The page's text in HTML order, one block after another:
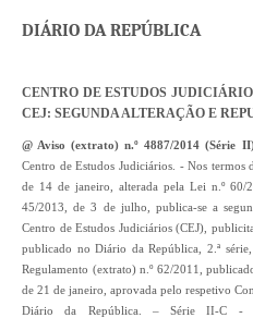
DIÁRIO DA REPÚBLICA
CENTRO DE ESTUDOS
CEJ: SEGUNDA ALTERAÇÃO E
@ Aviso (extrato) n.º 4887/2014 (Série
Centro de Estudos Judiciários. - Nos termos
de 14 de janeiro, alterada pela Lei n.º
45/2013, de 3 de julho, publica-se a
Centro de Estudos Judiciários (CEJ),
publicado no Diário da República, 2.ª
Regulamento (extrato) n.º 62/2011,
de 21 de janeiro, aprovada pelo respetivo
Diário da República. – Série II-C -